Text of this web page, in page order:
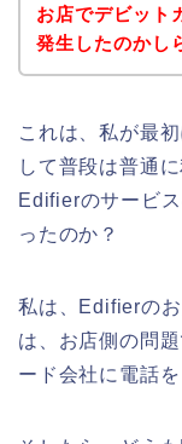
お店でデビット
発生したのかし
これは、私が最
して普段は普通
Edifierのサービ
ったのか？
私は、Edifierの
は、お店側の問
ード会社に電話